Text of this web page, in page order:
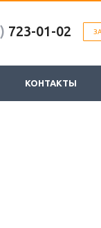
723-01-02
КОНТАКТЫ